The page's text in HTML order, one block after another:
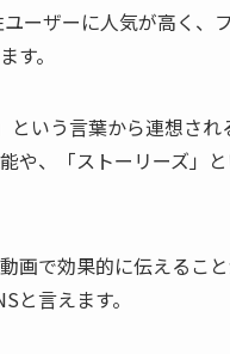
ーザーに人気が高く、
す。
いう言葉から連想さ
や、「ストーリーズ」
画で効果的に伝えるこ
と言えます。